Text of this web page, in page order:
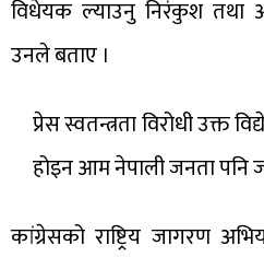
विधेयक ल्याउनु निरंकुश तथा
उनले बताए ।
प्रेस स्वतन्त्रता विरोधी उक्त
होइन आम नेपाली जनता पनि
कांग्रेसको राष्ट्रिय जागरण